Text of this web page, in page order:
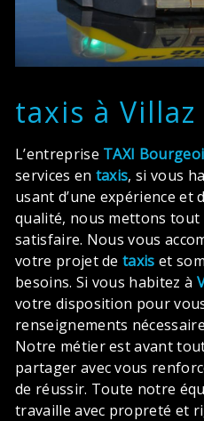
taxis à Villaz
L’entreprise TAXI
services en taxis, si vous
usant d’une expérience et
qualité, nous mettons
satisfaire. Nous vous
votre projet detaxis et
besoins. Si vous habitez à
votre disposition pour
renseignements
Notre métier est avant
partager avec vous
de réussir. Toute notre
travaille avec propreté et